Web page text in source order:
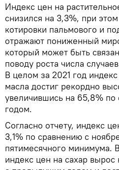
Индекс цен на
снизился на 3,3%, при
котировки пальмового и
отражают пониженный
который может быть
поводу роста числа
В целом за 2021 год
масла достиг рекордно
увеличившись на 65,8%
годом.
Согласно отчету, индекс
3,1% по сравнению с
пятимесячного минимума.
индекс цен на сахар